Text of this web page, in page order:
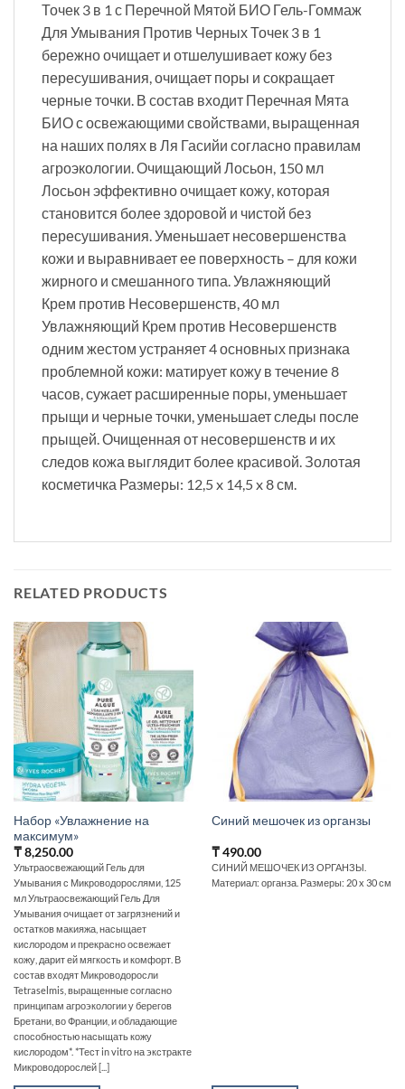
Точек 3 в 1 с Перечной Мятой БИО Гель-Гоммаж
Для Умывания Против Черных Точек 3 в 1
бережно очищает и отшелушивает кожу без
пересушивания, очищает поры и сокращает
черные точки. В состав входит Перечная Мята
БИО с освежающими свойствами, выращенная
на наших полях в Ля Гасийи согласно правилам
агроэкологии. Очищающий Лосьон, 150 мл
Лосьон эффективно очищает кожу, которая
становится более здоровой и чистой без
пересушивания. Уменьшает несовершенства
кожи и выравнивает ее поверхность – для кожи
жирного и смешанного типа. Увлажняющий
Крем против Несовершенств, 40 мл
Увлажняющий Крем против Несовершенств
одним жестом устраняет 4 основных признака
проблемной кожи: матирует кожу в течение 8
часов, сужает расширенные поры, уменьшает
прыщи и черные точки, уменьшает следы после
прыщей. Очищенная от несовершенств и их
следов кожа выглядит более красивой. Золотая
косметичка Размеры: 12,5 x 14,5 x 8 см.
RELATED PRODUCTS
Набор «Увлажнение на
максимум»
₸8,250.00
Ультраосвежающий Гель для
Умывания с Микроводорослями, 125
мл Ультраосвежающий Гель Для
Умывания очищает от загрязнений и
остатков макияжа, насыщает
кислородом и прекрасно освежает
кожу, дарит ей мягкость и комфорт. В
состав входят Микроводоросли
Tetraselmis, выращенные согласно
принципам агроэкологии у берегов
Бретани, во Франции, и обладающие
способностью насыщать кожу
кислородом*. *Тест in vitro на экстракте
Микроводорослей [...]
Синий мешочек из органзы
₸490.00
СИНИЙ МЕШОЧЕК ИЗ ОРГАНЗЫ.
Материал: органза. Размеры: 20 x 30 см